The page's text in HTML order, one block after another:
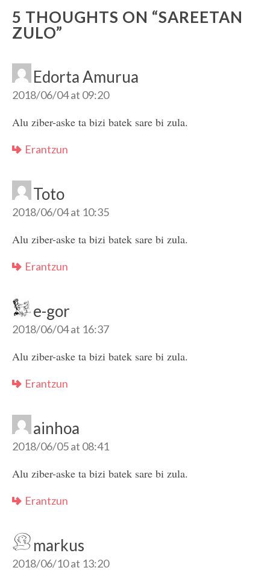
5 THOUGHTS ON “SAREETAN
ZULO”
Edorta Amurua
2018/06/04 at 09:20
Alu ziber-aske ta bizi batek sare bi zula.
Erantzun
Toto
2018/06/04 at 10:35
Alu ziber-aske ta bizi batek sare bi zula.
Erantzun
e-gor
2018/06/04 at 16:37
Alu ziber-aske ta bizi batek sare bi zula.
Erantzun
ainhoa
2018/06/05 at 08:41
Alu ziber-aske ta bizi batek sare bi zula.
Erantzun
markus
2018/06/10 at 13:20